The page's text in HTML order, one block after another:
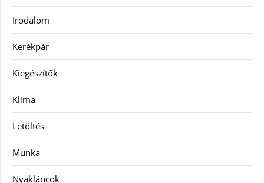
Irodalom
Kerékpár
Kiegészítők
Klíma
Letöltés
Munka
Nyakláncok